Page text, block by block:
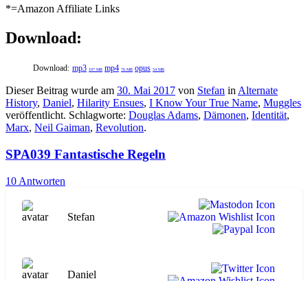
*=Amazon Affiliate Links
Download:
Download: mp3 107 MB mp4 76 MB opus 54 MB
Dieser Beitrag wurde am 30. Mai 2017 von Stefan in Alternate
History, Daniel, Hilarity Ensues, I Know Your True Name, Muggles
veröffentlicht. Schlagworte: Douglas Adams, Dämonen, Identität,
Marx, Neil Gaiman, Revolution.
SPA039 Fantastische Regeln
10 Antworten
Stefan
Daniel